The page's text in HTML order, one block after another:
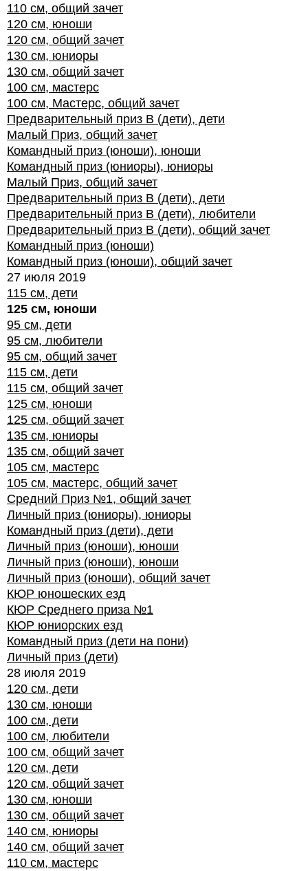
110 см, общий зачет
120 см, юноши
120 см, общий зачет
130 см, юниоры
130 см, общий зачет
100 см, мастерс
100 см, Мастерс, общий зачет
Предварительный приз В (дети), дети
Малый Приз, общий зачет
Командный приз (юноши), юноши
Командный приз (юниоры), юниоры
Малый Приз, общий зачет
Предварительный приз В (дети), дети
Предварительный приз В (дети), любители
Предварительный приз В (дети), общий зачет
Командный приз (юноши)
Командный приз (юноши), общий зачет
27 июля 2019
115 см, дети
125 см, юноши
95 см, дети
95 см, любители
95 см, общий зачет
115 см, дети
115 см, общий зачет
125 см, юноши
125 см, общий зачет
135 см, юниоры
135 см, общий зачет
105 см, мастерс
105 см, мастерс, общий зачет
Средний Приз №1, общий зачет
Личный приз (юниоры), юниоры
Командный приз (дети), дети
Личный приз (юноши), юноши
Личный приз (юноши), юноши
Личный приз (юноши), общий зачет
КЮР юношеских езд
КЮР Среднего приза №1
КЮР юниорских езд
Командный приз (дети на пони)
Личный приз (дети)
28 июля 2019
120 см, дети
130 см, юноши
100 см, дети
100 см, любители
100 см, общий зачет
120 см, дети
120 см, общий зачет
130 см, юноши
130 см, общий зачет
140 см, юниоры
140 см, общий зачет
110 см, мастерс